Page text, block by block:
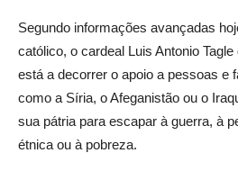
Segundo informações avançadas
católico, o cardeal Luis Antonio
está a decorrer o apoio a pessoas e
como a Síria, o Afeganistão ou o
sua pátria para escapar à guerra, à
étnica ou à pobreza.